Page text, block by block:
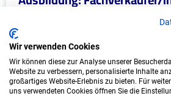
Lebensmittelhandwerk
Sylt
Start: 2027
Wir verwenden Cookies
Wir können diese zur Analyse unserer
Website zu verbessern, personalisierte Inhalte
großartiges Website-Erlebnis zu bieten. Für
uns verwendeten Cookies öffnen Sie die